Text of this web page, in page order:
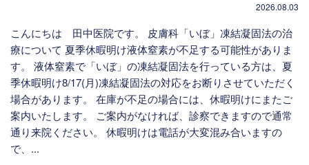
2026.08.03
こんにちは 田中医院です。 皮膚科「いぼ」凍結凝固法の治
療について 夏季休暇明け液体窒素が不足する可能性がありま
す。 液体窒素で「いぼ」の凍結凝固法を行っている方は、夏
季休暇明け8/17(月)凍結凝固法の対応をお断りさせていただく
場合があります。 在庫が不足の場合には、休暇明けにまたご
案内いたします。 ご案内がなければ、診察できますので通常
通り来院ください。 休暇明けは電話が大変混み合いますの
で、...